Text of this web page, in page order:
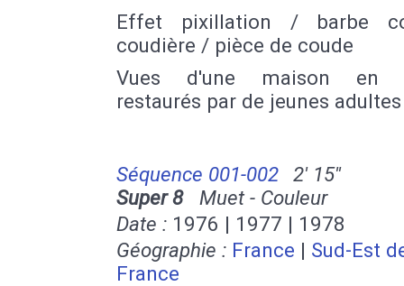
Effet pixillation / barbe
coudière / pièce de coude
Vues d'une maison en
restaurés par de jeunes adultes
Séquence 001-002
2' 15''
Super 8Muet - Couleur
Date : 1976 | 1977 | 1978
Géographie : France | Sud-Est
France